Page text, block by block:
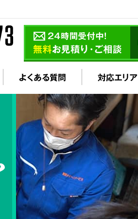
よくある質問 対応エリア